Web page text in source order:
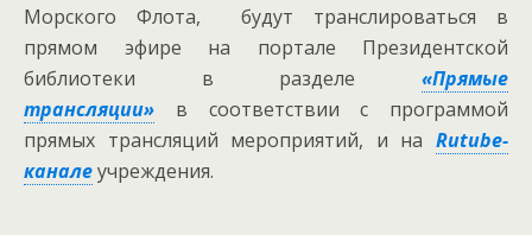
Морского Флота, будут транслироваться в
прямом эфире на портале Президентской
библиотеки в разделе «Прямые
трансляции»
в соответствии с программой
прямых трансляций мероприятий, и на Rutube-
каналеучреждения.